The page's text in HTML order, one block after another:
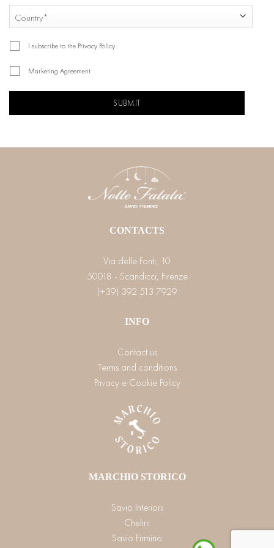
COUNTRY
I subscribe to the Privacy Policy
Marketing Agreement
CAPTCHA
CONTACTS
Via delle Fonti, 10
50018 - Scandicci, Firenze
(+39) 392 513 7929
INFO
Contact us
Terms and conditions
Privacy e Cookie Policy
MARCHIO STORICO
Savio Interiors
Chelini
Savio Firmino